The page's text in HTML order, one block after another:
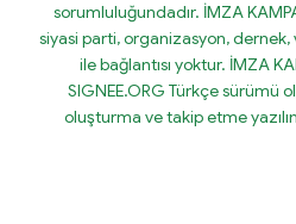
sorumluluğundadır. İMZA
siyasi parti, organizasyon,
ile bağlantısı yoktur. İMZA
SIGNEE.ORG Türkçe sürümü
oluşturma ve takip etme